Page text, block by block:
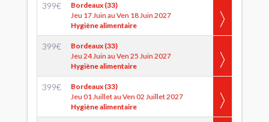
399€
Bordeaux (33)
Jeu 17 Juin au Ven 18 Juin 2027
Hygiène alimentaire
399€
Bordeaux (33)
Jeu 24 Juin au Ven 25 Juin 2027
Hygiène alimentaire
399€
Bordeaux (33)
Jeu 01 Juillet au Ven 02 Juillet 2027
Hygiène alimentaire